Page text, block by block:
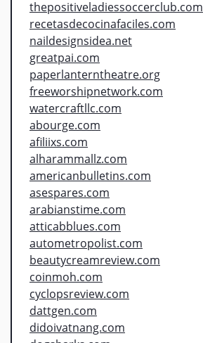
thepositiveladiessoccerclub.com
recetasdecocinafaciles.com
naildesignsidea.net
greatpai.com
paperlanterntheatre.org
freeworshipnetwork.com
watercraftllc.com
abourge.com
afiliixs.com
alharammallz.com
americanbulletins.com
asespares.com
arabianstime.com
atticabblues.com
autometropolist.com
beautycreamreview.com
coinmoh.com
cyclopsreview.com
dattgen.com
didoivatnang.com